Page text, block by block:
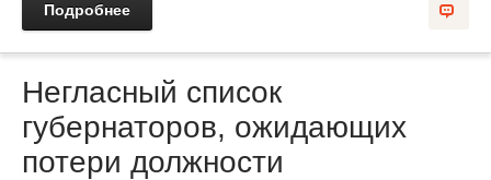
Подробнее
Негласный список
губернаторов, ожидающих
потери должности